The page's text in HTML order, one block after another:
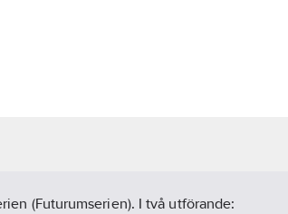
(Futurumserien). I två utförande: